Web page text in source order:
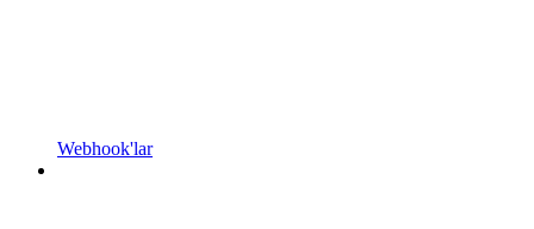
Webhook'lar